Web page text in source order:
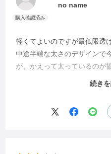
no name
軽くてよいのですが最低限透
中途半端な太さのデザインで
が、かえって太っているのが
ハルメクはたの商品もですが
続き